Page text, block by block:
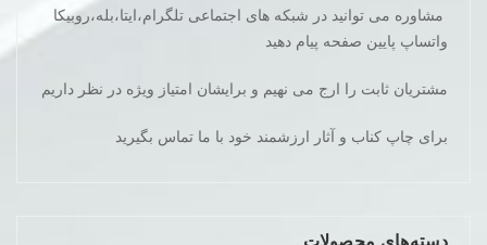
مشاوره می توانید در شبکه های اجتماعی تلگرام،ایتا،بله،روبیکا
واتساپ پایین صفحه پیام دهید
مشتریان ثابت را ارج می نهیم و برایشان امتیاز ویژه در نظر داریم
برای چاپ کناب و آثار ارزشمند خود با ما تماس بگیرید